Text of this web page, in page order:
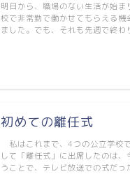
明日から、職場のない生活が始
校で非常勤で働かせてもらえる
ました。でも、それも先週で終
初めての離任式
私はこれまで、4つの公立学校
して「離任式」に出席したのは
うことで、テレビ放送での式だ